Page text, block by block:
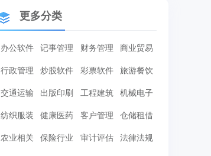
更多分类
办公软件 记事管理 财务管理 商业贸易
行政管理 炒股软件 彩票软件 旅游餐饮
交通运输 出版印刷 工程建筑 机械电子
纺织服装 健康医药 客户管理 仓储租借
农业相关 保险行业 审计评估 法律法规